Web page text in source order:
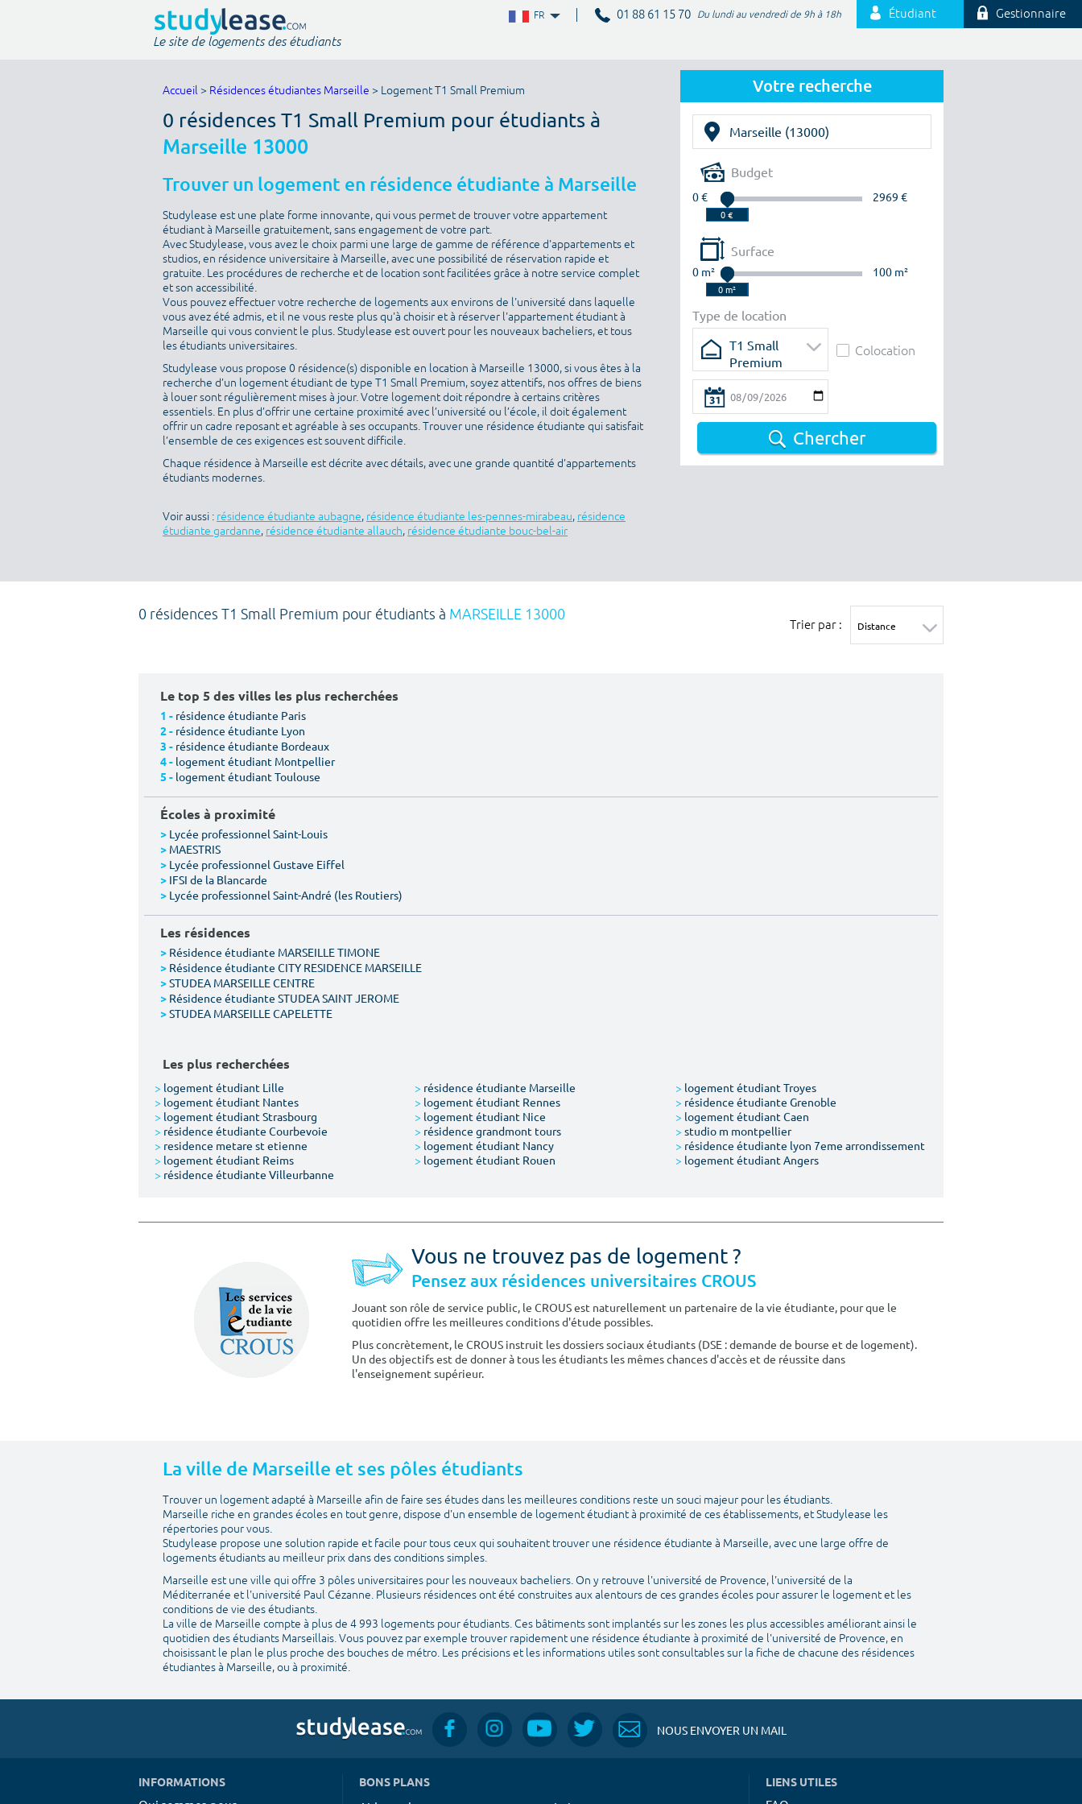
FR 01 88 61 15 70 Du lundi au vendredi de 9h à 18h Étudiant Gestionnaire
Le site de logements des étudiants
Votre recherche
Budget
0 € 2969 €
Surface
0 m² 100 m²
Type de location
T1 Small
Premium
Colocation
Chercher
Accueil > Résidences étudiantes Marseille > Logement T1 Small Premium
0 résidences T1 Small Premium pour étudiants à
Marseille 13000
Trouver un logement en résidence étudiante à Marseille
Studylease est une plate forme innovante, qui vous permet de trouver votre appartement
étudiant à Marseille gratuitement, sans engagement de votre part.
Avec Studylease, vous avez le choix parmi une large de gamme de référence d'appartements et
studios, en résidence universitaire à Marseille, avec une possibilité de réservation rapide et
gratuite. Les procédures de recherche et de location sont facilitées grâce à notre service complet
et son accessibilité.
Vous pouvez effectuer votre recherche de logements aux environs de l'université dans laquelle
vous avez été admis, et il ne vous reste plus qu'à choisir et à réserver l'appartement étudiant à
Marseille qui vous convient le plus. Studylease est ouvert pour les nouveaux bacheliers, et tous
les étudiants universitaires.
Studylease vous propose 0 résidence(s) disponible en location à Marseille 13000, si vous êtes à la
recherche d’un logement étudiant de type T1 Small Premium, soyez attentifs, nos offres de biens
à louer sont régulièrement mises à jour. Votre logement doit répondre à certains critères
essentiels. En plus d’offrir une certaine proximité avec l’université ou l’école, il doit également
offrir un cadre reposant et agréable à ses occupants. Trouver une résidence étudiante qui satisfait
l’ensemble de ces exigences est souvent difficile.
Chaque résidence à Marseille est décrite avec détails, avec une grande quantité d’appartements
étudiants modernes.
Voir aussi : résidence étudiante aubagne, résidence étudiante les-pennes-mirabeau, résidence
étudiante gardanne, résidence étudiante allauch, résidence étudiante bouc-bel-air
0 résidences T1 Small Premium pour étudiants à MARSEILLE 13000
Trier par :
Le top 5 des villes les plus recherchées
1 - résidence étudiante Paris
2 - résidence étudiante Lyon
3 - résidence étudiante Bordeaux
4 - logement étudiant Montpellier
5 - logement étudiant Toulouse
Écoles à proximité
> Lycée professionnel Saint-Louis
> MAESTRIS
> Lycée professionnel Gustave Eiffel
> IFSI de la Blancarde
> Lycée professionnel Saint-André (les Routiers)
Les résidences
> Résidence étudiante MARSEILLE TIMONE
> Résidence étudiante CITY RESIDENCE MARSEILLE
>STUDEA MARSEILLE CENTRE
> Résidence étudiante STUDEA SAINT JEROME
>STUDEA MARSEILLE CAPELETTE
Les plus recherchées
> logement étudiant Lille > résidence étudiante Marseille > logement étudiant Troyes
> logement étudiant Nantes > logement étudiant Rennes > résidence étudiante Grenoble
> logement étudiant Strasbourg > logement étudiant Nice > logement étudiant Caen
> résidence étudiante Courbevoie > résidence grandmont tours > studio m montpellier
> residence metare st etienne > logement étudiant Nancy > résidence étudiante lyon 7eme arrondissement
> logement étudiant Reims > logement étudiant Rouen > logement étudiant Angers
> résidence étudiante Villeurbanne
Vous ne trouvez pas de logement ?
Pensez aux résidences universitaires CROUS
Jouant son rôle de service public, le CROUS est naturellement un partenaire de la vie étudiante, pour que le
quotidien offre les meilleures conditions d'étude possibles.
Plus concrètement, le CROUS instruit les dossiers sociaux étudiants (DSE : demande de bourse et de logement).
Un des objectifs est de donner à tous les étudiants les mêmes chances d'accès et de réussite dans
l'enseignement supérieur.
La ville de Marseille et ses pôles étudiants
Trouver un logement adapté à Marseille afin de faire ses études dans les meilleures conditions reste un souci majeur pour les étudiants.
Marseille riche en grandes écoles en tout genre, dispose d'un ensemble de logement étudiant à proximité de ces établissements, et Studylease les
répertories pour vous.
Studylease propose une solution rapide et facile pour tous ceux qui souhaitent trouver une résidence étudiante à Marseille, avec une large offre de
logements étudiants au meilleur prix dans des conditions simples.
Marseille est une ville qui offre 3 pôles universitaires pour les nouveaux bacheliers. On y retrouve l'université de Provence, l'université de la
Méditerranée et l'université Paul Cézanne. Plusieurs résidences ont été construites aux alentours de ces grandes écoles pour assurer le logement et les
conditions de vie des étudiants.
La ville de Marseille compte à plus de 4 993 logements pour étudiants. Ces bâtiments sont implantés sur les zones les plus accessibles améliorant ainsi le
quotidien des étudiants Marseillais. Vous pouvez par exemple trouver rapidement une résidence étudiante à proximité de l'université de Provence, en
choisissant le plan le plus proche des bouches de métro. Les précisions et les informations utiles sont consultables sur la fiche de chacune des résidences
étudiantes à Marseille, ou à proximité.
NOUS ENVOYER UN MAIL
INFORMATIONS BONS PLANS LIENS UTILES